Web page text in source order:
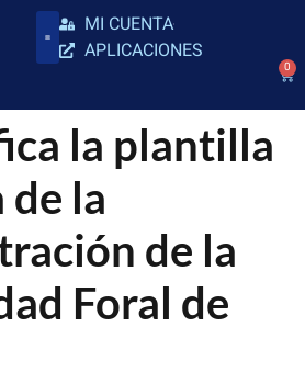
MI CUENTA
APLICACIONES
0
la plantilla
de la
de la
Foral de